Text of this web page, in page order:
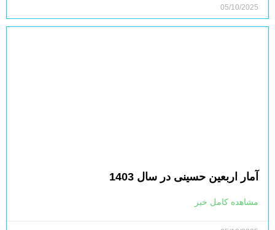
05/10/2025
آمار اربعین حسینی در سال 1403
مشاهده کامل خبر